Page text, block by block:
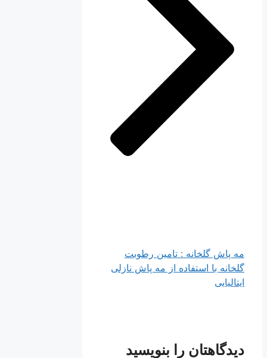
مه پاش گلخانه : تامین رطوبت
گلخانه با استفاده از مه پاش نازلی
ایتالیایی
دیدگاهتان را بنویسید